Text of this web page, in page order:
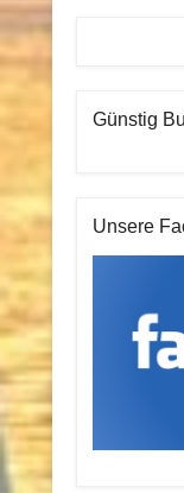
Günstig
Unsere